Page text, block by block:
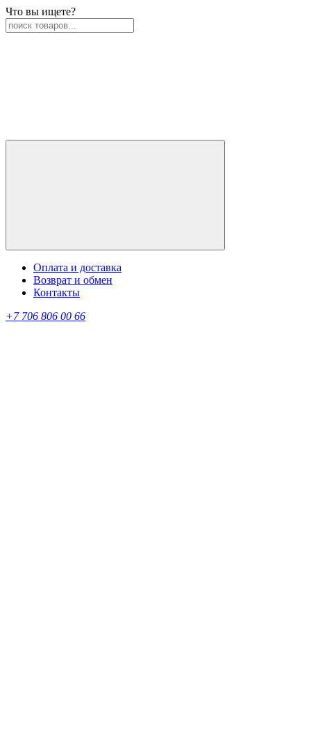
Что вы ищете?
Оплата и доставка
Возврат и обмен
Контакты
+7 706 806 00 66